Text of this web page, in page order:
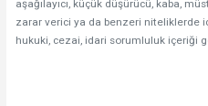
aşağılayıcı, küçük düşürücü, kaba,
zarar verici ya da benzeri niteliklerde
hukuki, cezai, idari sorumluluk içeriği